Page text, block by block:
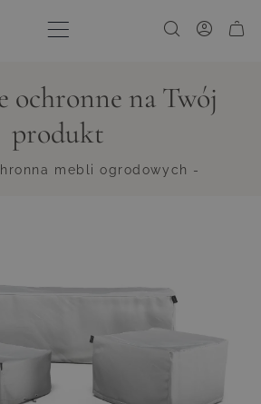
ochronne na Twój
produkt
mebli ogrodowych -